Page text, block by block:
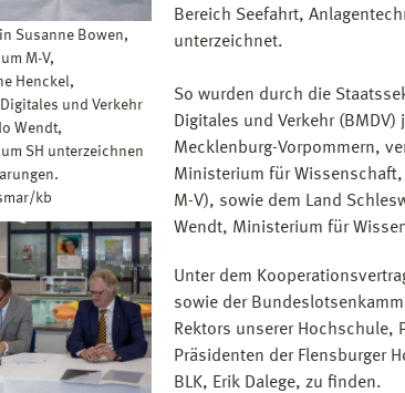
Susanne Bowen,
M-V,
Henckel,
und Verkehr
Wendt,
SH unterzeichnen
kb
Bereich Seefahrt,
unterzeichnet.
So wurden durch die
Digitales und Verkehr
Mecklenburg-Vorpommern,
Ministerium für
M-V), sowie dem Land
Wendt, Ministerium für
Unter dem
sowie der
Rektors unserer Hochschule,
Präsidenten der Flensburger
BLK, Erik Dalege, zu finden.